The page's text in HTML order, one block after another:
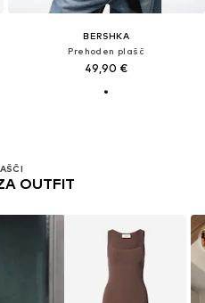
BERSHKA
Prehoden plašč
49,90 €
OUTFIT